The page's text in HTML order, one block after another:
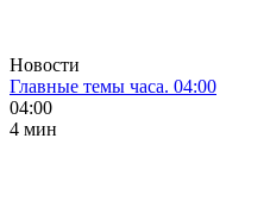
Новости
Главные темы часа. 04:00
04:00
4 мин